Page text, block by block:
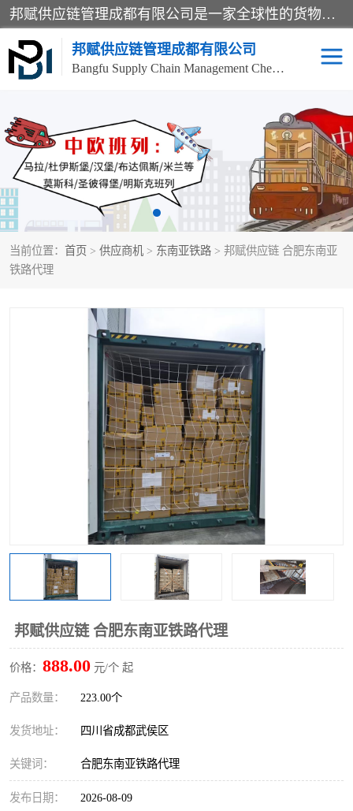
邦赋供应链管理成都有限公司是一家全球性的货物运输代理公司，主要从事：波兰中欧班列、德国中欧班列、出口莫斯科班列、中欧班列进口、蓉欧铁路、成都出口空运等业务，同时亦提供报关、报检、仓储、码头操作等服务。
邦赋供应链管理成都有限公司
Bangfu Supply Chain Management Chengdu Co.,LTD
当前位置： 首页 > 供应商机 > 东南亚铁路 > 邦赋供应链 合肥东南亚
铁路代理
邦赋供应链 合肥东南亚铁路代理
价格： 888.00 元/个 起
产品数量： 223.00个
发货地址： 四川省成都武侯区
关键词： 合肥东南亚铁路代理
发布日期： 2026-08-09
进出口门到门 成都中欧班列
国际汽运 国际空运
食品进口物流清关 南美海运
化妆品进口清关物流
中欧班列进口红酒啤酒
蓉欧班列进口机械设备 马来西亚物流
铁路出口拼箱/整柜
中俄班列莫斯科